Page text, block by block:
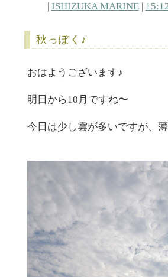
| ISHIZUKA MARINE|
秋っぽく♪
おはようございます♪
明日から10月ですね〜
今日は少し雲が多いですが、